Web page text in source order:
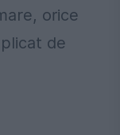
orice
de